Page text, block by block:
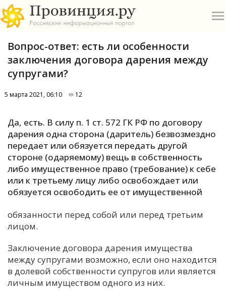
А
Б
В
Е
И
П
Вопрос-ответ: есть ли особенности
заключения договора дарения между
супругами?
5 марта 2021, 06:10 12
Да, есть. В силу п. 1 ст. 572 ГК РФ по договору
дарения одна сторона (даритель) безвозмездно
передает или обязуется передать другой
стороне (одаряемому) вещь в собственность
либо имущественное право (требование) к себе
или к третьему лицу либо освобождает или
обязуется освободить ее от имущественной
обязанности перед собой или перед третьим
лицом.
Заключение договора дарения имущества
между супругами возможно, если оно находится
в долевой собственности супругов или является
личным имуществом одного из них.